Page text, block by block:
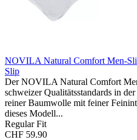
NOVILA Natural Comfort Men-
Slip
Der NOVILA Natural Comfort
schweizer Qualitätsstandards in
reiner Baumwolle mit feiner
dieses Modell...
Regular Fit
CHF 59.90